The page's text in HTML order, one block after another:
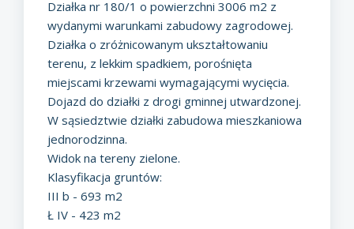
Działka nr 180/1 o powierzchni 3006 m2 z
wydanymi warunkami zabudowy zagrodowej.
Działka o zróżnicowanym ukształtowaniu
terenu, z lekkim spadkiem, porośnięta
miejscami krzewami wymagającymi wycięcia.
Dojazd do działki z drogi gminnej utwardzonej.
W sąsiedztwie działki zabudowa mieszkaniowa
jednorodzinna.
Widok na tereny zielone.
Klasyfikacja gruntów:
III b - 693 m2
Ł IV - 423 m2